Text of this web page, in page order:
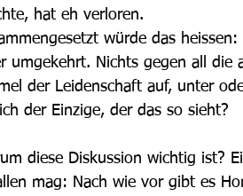
hat eh verloren.
würde das
umgekehrt. Nichts gegen all die
der Leidenschaft auf, unter
der Einzige, der das so sieht?
diese Diskussion wichtig ist?
mag: Nach wie vor gibt es